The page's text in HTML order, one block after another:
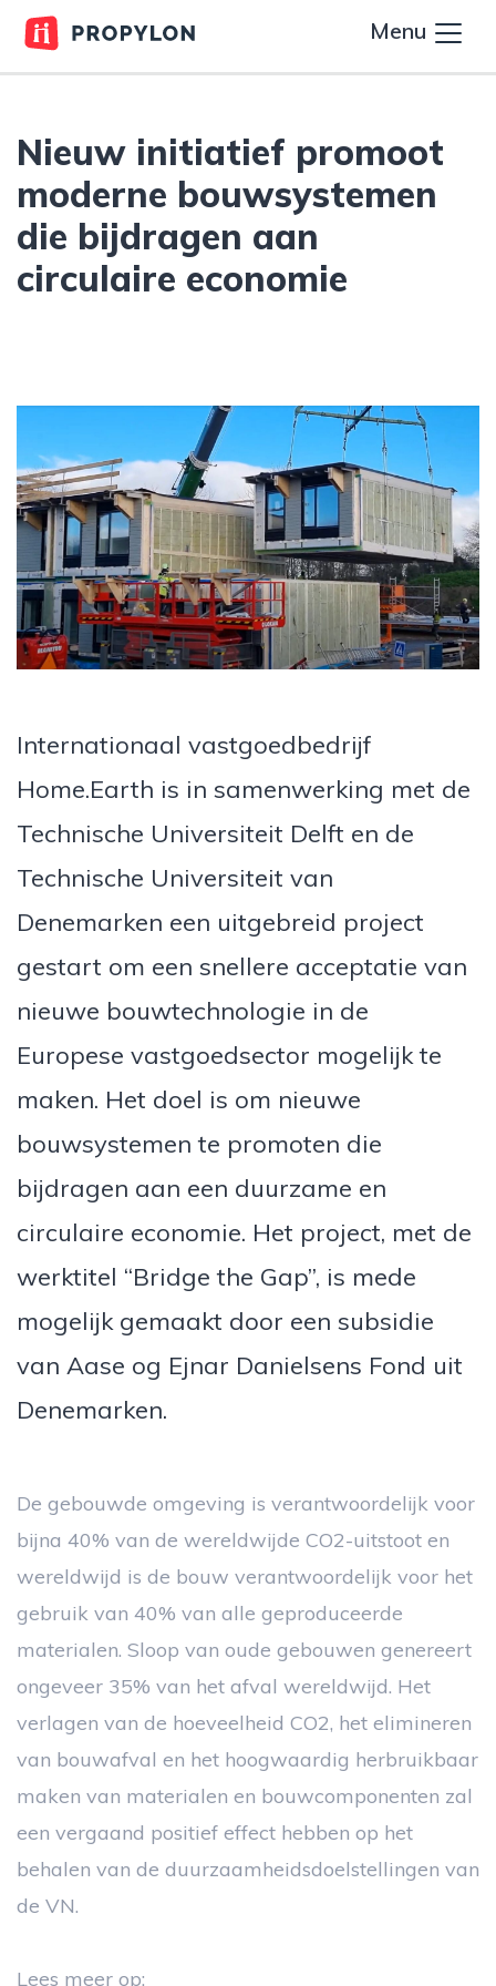
Menu
Nieuw initiatief promoot
moderne bouwsystemen
die bijdragen aan
circulaire economie
Internationaal vastgoedbedrijf
Home.Earth is in samenwerking met de
Technische Universiteit Delft en de
Technische Universiteit van
Denemarken een uitgebreid project
gestart om een snellere acceptatie van
nieuwe bouwtechnologie in de
Europese vastgoedsector mogelijk te
maken. Het doel is om nieuwe
bouwsystemen te promoten die
bijdragen aan een duurzame en
circulaire economie. Het project, met de
werktitel “Bridge the Gap”, is mede
mogelijk gemaakt door een subsidie
van Aase og Ejnar Danielsens Fond uit
Denemarken.
De gebouwde omgeving is verantwoordelijk voor
bijna 40% van de wereldwijde CO2-uitstoot en
wereldwijd is de bouw verantwoordelijk voor het
gebruik van 40% van alle geproduceerde
materialen. Sloop van oude gebouwen genereert
ongeveer 35% van het afval wereldwijd. Het
verlagen van de hoeveelheid CO2, het elimineren
van bouwafval en het hoogwaardig herbruikbaar
maken van materialen en bouwcomponenten zal
een vergaand positief effect hebben op het
behalen van de duurzaamheidsdoelstellingen van
de VN.
Lees meer op: